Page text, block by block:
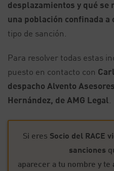
desplazamientos y qué se
una población confinada a
tipo de sanción.
Para resolver todas estas
puesto en contacto con
despacho Alvento
Hernández, de AMG Legal
Si eres Socio del RACE
sanciones
aparecer a tu nombre y te